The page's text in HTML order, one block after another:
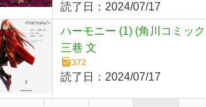
読了日： 2024/07/17
ハーモニー (1) (角川コミッ
三巷 文
372
読了日： 2024/07/17